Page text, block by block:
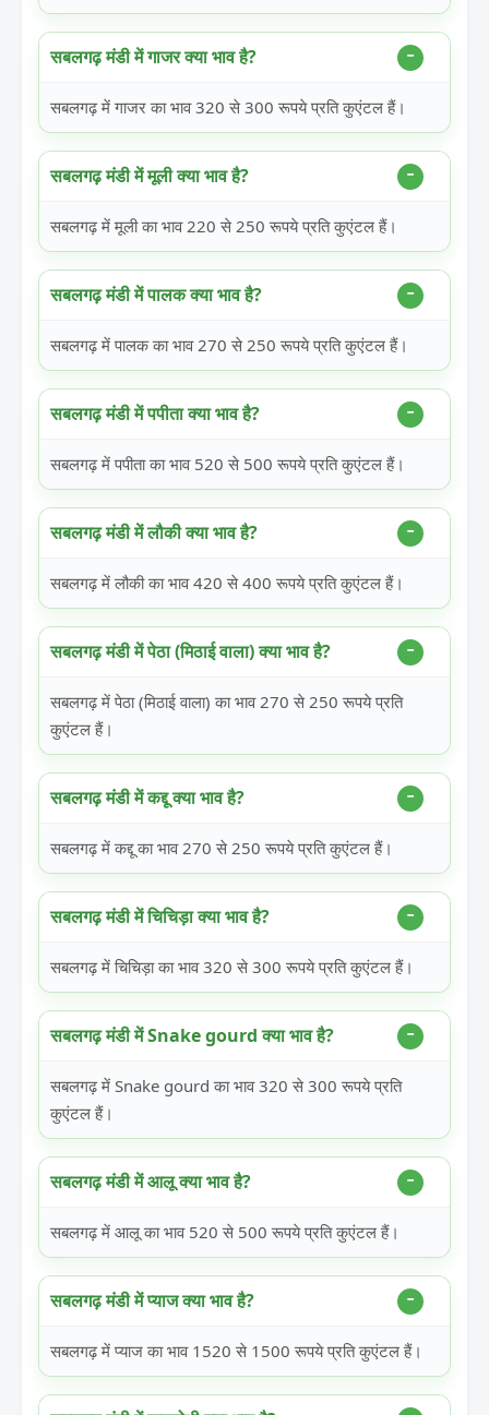
सबलगढ़ मंडी में गाजर क्या भाव है?
सबलगढ़ में गाजर का भाव 320 से 300 रूपये प्रति कुएंटल हैं।
सबलगढ़ मंडी में मूली क्या भाव है?
सबलगढ़ में मूली का भाव 220 से 250 रूपये प्रति कुएंटल हैं।
सबलगढ़ मंडी में पालक क्या भाव है?
सबलगढ़ में पालक का भाव 270 से 250 रूपये प्रति कुएंटल हैं।
सबलगढ़ मंडी में पपीता क्या भाव है?
सबलगढ़ में पपीता का भाव 520 से 500 रूपये प्रति कुएंटल हैं।
सबलगढ़ मंडी में लौकी क्या भाव है?
सबलगढ़ में लौकी का भाव 420 से 400 रूपये प्रति कुएंटल हैं।
सबलगढ़ मंडी में पेठा (मिठाई वाला) क्या भाव है?
सबलगढ़ में पेठा (मिठाई वाला) का भाव 270 से 250 रूपये प्रति
कुएंटल हैं।
सबलगढ़ मंडी में कद्दू क्या भाव है?
सबलगढ़ में कद्दू का भाव 270 से 250 रूपये प्रति कुएंटल हैं।
सबलगढ़ मंडी में चिचिड़ा क्या भाव है?
सबलगढ़ में चिचिड़ा का भाव 320 से 300 रूपये प्रति कुएंटल हैं।
सबलगढ़ मंडी में Snake gourd क्या भाव है?
सबलगढ़ में Snake gourd का भाव 320 से 300 रूपये प्रति
कुएंटल हैं।
सबलगढ़ मंडी में आलू क्या भाव है?
सबलगढ़ में आलू का भाव 520 से 500 रूपये प्रति कुएंटल हैं।
सबलगढ़ मंडी में प्याज क्या भाव है?
सबलगढ़ में प्याज का भाव 1520 से 1500 रूपये प्रति कुएंटल हैं।